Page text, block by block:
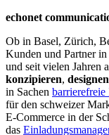
echonet
Ob in Basel, Zürich,
Kunden und Partner
und seit vielen Jahren
konzipieren, designen
in Sachen barrierefreie
für den schweizer
E-Commerce in der
das